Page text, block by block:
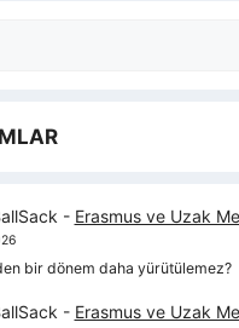
- Erasmus ve Uzak
bir dönem daha yürütülemez?
- Erasmus ve Uzak